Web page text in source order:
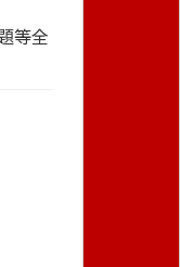
等全